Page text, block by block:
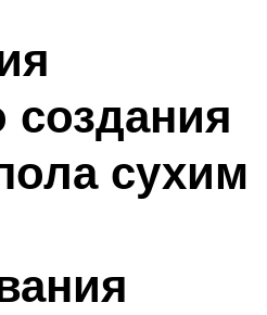
создания
сухим